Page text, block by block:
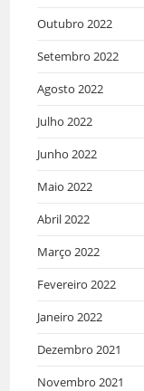
Outubro 2022
Setembro 2022
Agosto 2022
Julho 2022
Junho 2022
Maio 2022
Abril 2022
Março 2022
Fevereiro 2022
Janeiro 2022
Dezembro 2021
Novembro 2021